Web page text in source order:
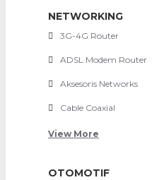
NETWORKING
3G-4G Router
ADSL Modem Router
Aksesoris Networks
Cable Coaxial
View More
OTOMOTIF